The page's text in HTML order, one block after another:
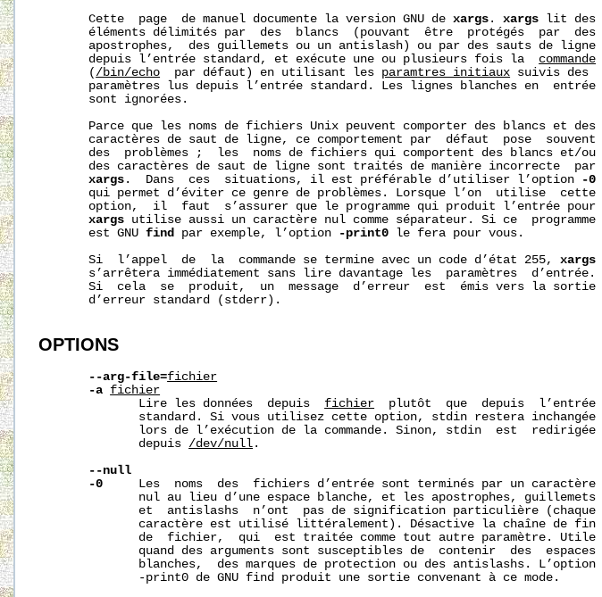
       Cette  page  de manuel documente la version GNU de
xargs . xargs lit des
       éléments délimités par  des  blancs  (pouvant  être  protégés  par  des
       apostrophes,  des guillemets ou un antislash) ou par des sauts de ligne
       depuis l’entrée standard, et exécute une ou plusieurs fois la
commande
       (
/bin/echo
  par défaut) en utilisant les
paramtres_initiaux suivis des
       paramètres lus depuis l’entrée standard. Les lignes blanches en  entrée
       sont ignorées.
       Parce que les noms de fichiers Unix peuvent comporter des blancs et des
       caractères de saut de ligne, ce comportement par  défaut  pose  souvent
       des  problèmes ;  les  noms de fichiers qui comportent des blancs et/ou
       des caractères de saut de ligne sont traités de manière incorrecte  par
xargs .  Dans  ces  situations, il est préférable d’utiliser l’option
-0
       qui permet d’éviter ce genre de problèmes. Lorsque l’on  utilise  cette
       option,  il  faut  s’assurer que le programme qui produit l’entrée pour
xargs utilise aussi un caractère nul comme séparateur. Si ce  programme
       est GNU
find par exemple, l’option -print0 le fera pour vous.
       Si  l’appel  de  la  commande se termine avec un code d’état 255,
xargs
       s’arrêtera immédiatement sans lire davantage les  paramètres  d’entrée.
       Si  cela  se  produit,  un  message  d’erreur  est  émis vers la sortie
       d’erreur standard (stderr).
OPTIONS
--arg-file=fichier
-a fichier
              Lire les données  depuis
fichier
  plutôt  que  depuis  l’entrée
              standard. Si vous utilisez cette option, stdin restera inchangée
              lors de l’exécution de la commande. Sinon, stdin  est  redirigée
              depuis
/dev/null .
--null
-0
     Les  noms  des  fichiers d’entrée sont terminés par un caractère
              nul au lieu d’une espace blanche, et les apostrophes, guillemets
              et  antislashs  n’ont  pas de signification particulière (chaque
              caractère est utilisé littéralement). Désactive la chaîne de fin
              de  fichier,  qui  est traitée comme tout autre paramètre. Utile
              quand des arguments sont susceptibles de  contenir  des  espaces
              blanches,  des marques de protection ou des antislashs. L’option
              -print0 de GNU find produit une sortie convenant à ce mode.